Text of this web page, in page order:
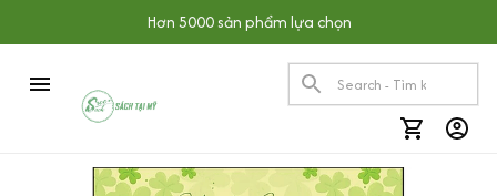
Hơn 5000 sản phẩm lựa chọn